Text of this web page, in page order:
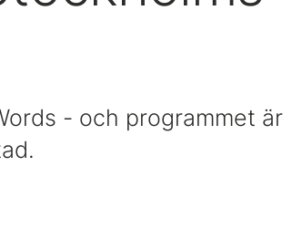
- och programmet är